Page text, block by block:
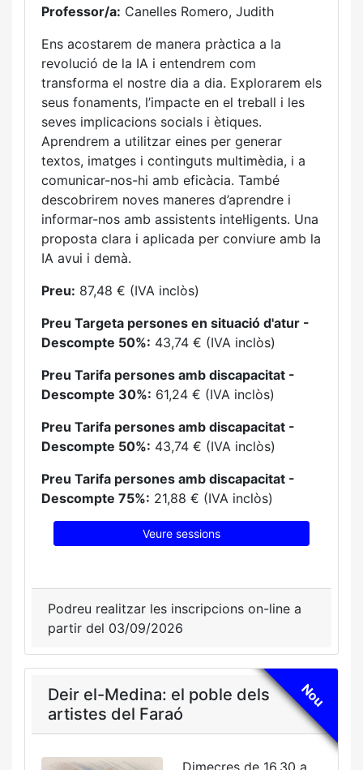
Professor/a: Canelles Romero, Judith
Ens acostarem de manera pràctica a la
revolució de la IA i entendrem com
transforma el nostre dia a dia. Explorarem els
seus fonaments, l’impacte en el treball i les
seves implicacions socials i ètiques.
Aprendrem a utilitzar eines per generar
textos, imatges i continguts multimèdia, i a
comunicar-nos-hi amb eficàcia. També
descobrirem noves maneres d’aprendre i
informar-nos amb assistents intel·ligents. Una
proposta clara i aplicada per conviure amb la
IA avui i demà.
Preu: 87,48 € (IVA inclòs)
Preu Targeta persones en situació d'atur -
Descompte 50%: 43,74 € (IVA inclòs)
Preu Tarifa persones amb discapacitat -
Descompte 30%: 61,24 € (IVA inclòs)
Preu Tarifa persones amb discapacitat -
Descompte 50%: 43,74 € (IVA inclòs)
Preu Tarifa persones amb discapacitat -
Descompte 75%: 21,88 € (IVA inclòs)
Veure sessions
Podreu realitzar les inscripcions on-line a
partir del 03/09/2026
Nou
Deir el-Medina: el poble dels
artistes del Faraó
Dimecres de 16.30 a